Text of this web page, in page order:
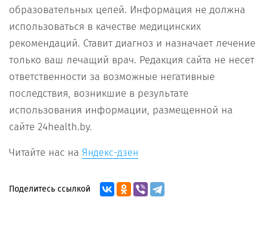
образовательных целей. Информация не должна
использоваться в качестве медицинских
рекомендаций. Ставит диагноз и назначает лечение
только ваш лечащий врач. Редакция сайта не несет
ответственности за возможные негативные
последствия, возникшие в результате
использования информации, размещенной на
сайте 24health.by.
Читайте нас на Яндекс-дзен
Поделитесь ссылкой